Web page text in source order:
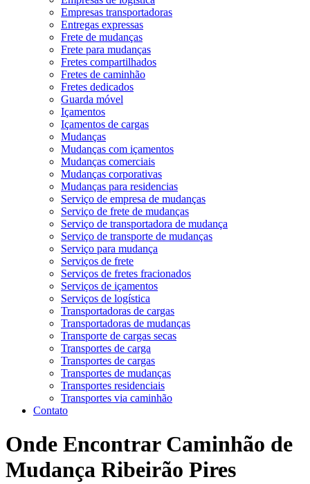
Empresas transportadoras
Entregas expressas
Frete de mudanças
Frete para mudanças
Fretes compartilhados
Fretes de caminhão
Fretes dedicados
Guarda móvel
Içamentos
Içamentos de cargas
Mudanças
Mudanças com içamentos
Mudanças comerciais
Mudanças corporativas
Mudanças para residencias
Serviço de empresa de mudanças
Serviço de frete de mudanças
Serviço de transportadora de mudança
Serviço de transporte de mudanças
Serviço para mudança
Serviços de frete
Serviços de fretes fracionados
Serviços de içamentos
Serviços de logística
Transportadoras de cargas
Transportadoras de mudanças
Transporte de cargas secas
Transportes de carga
Transportes de cargas
Transportes de mudanças
Transportes residenciais
Transportes via caminhão
Contato
Onde Encontrar Caminhão de
Mudança Ribeirão Pires